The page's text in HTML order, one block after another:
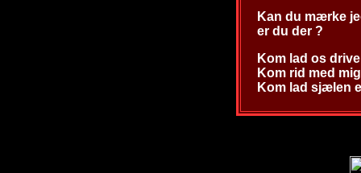
Kan du mærke
er du der ?
Kom lad os
Kom rid med mig
Kom lad sjælen